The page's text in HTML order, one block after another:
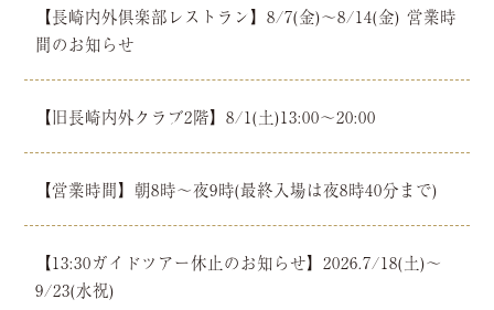
【長崎内外俱楽部レストラン】8/7(金)～8/14(金) 営業時
間のお知らせ
【旧長崎内外クラブ2階】8/1(土)13:00～20:00
【営業時間】朝8時～夜9時(最終入場は夜8時40分まで)
【13:30ガイドツアー休止のお知らせ】2026.7/18(土)～
9/23(水祝)